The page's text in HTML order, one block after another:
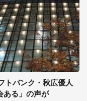
トバンク・秋広優人
ある」の声が